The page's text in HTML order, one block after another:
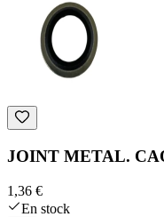
JOINT METAL.
1,36 €
En stock